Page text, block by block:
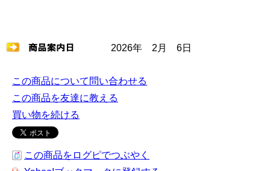
2026年 2月 6日
この商品について問い合わせる
この商品を友達に教える
買い物を続ける
この商品をログピでつぶやく